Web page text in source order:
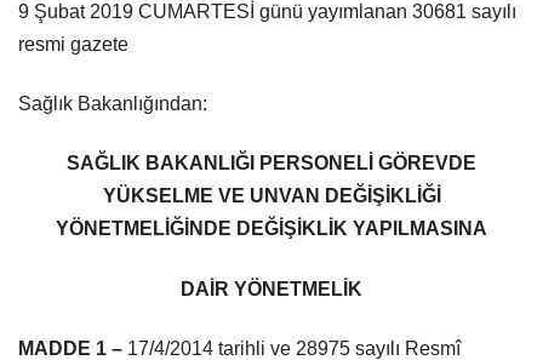
9 Şubat 2019 CUMARTESİ günü yayımlanan 30681 sayılı
resmi gazete
Sağlık Bakanlığından:
SAĞLIK BAKANLIĞI PERSONELİ GÖREVDE
YÜKSELME VE UNVAN DEĞİŞİKLİĞİ
YÖNETMELİĞİNDE DEĞİŞİKLİK YAPILMASINA
DAİR YÖNETMELİK
MADDE 1 – 17/4/2014 tarihli ve 28975 sayılı Resmî